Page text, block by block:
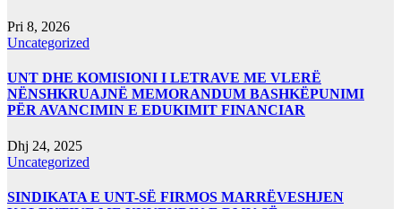
Pri 8, 2026
Uncategorized
UNT DHE KOMISIONI I LETRAVE ME VLERË
NËNSHKRUAJNË MEMORANDUM BASHKËPUNIMI
PËR AVANCIMIN E EDUKIMIT FINANCIAR
Dhj 24, 2025
Uncategorized
SINDIKATA E UNT-SË FIRMOS MARRËVESHJEN